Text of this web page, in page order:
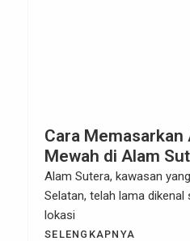
Cara
Mewah di Alam
Digital Marketing
Alam Sutera, kawasan
Selatan, telah lama dikenal
lokasi
SELENGKAPNYA